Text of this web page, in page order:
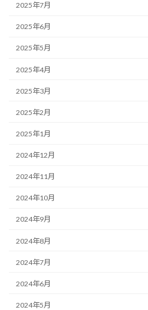
2025年7月
2025年6月
2025年5月
2025年4月
2025年3月
2025年2月
2025年1月
2024年12月
2024年11月
2024年10月
2024年9月
2024年8月
2024年7月
2024年6月
2024年5月